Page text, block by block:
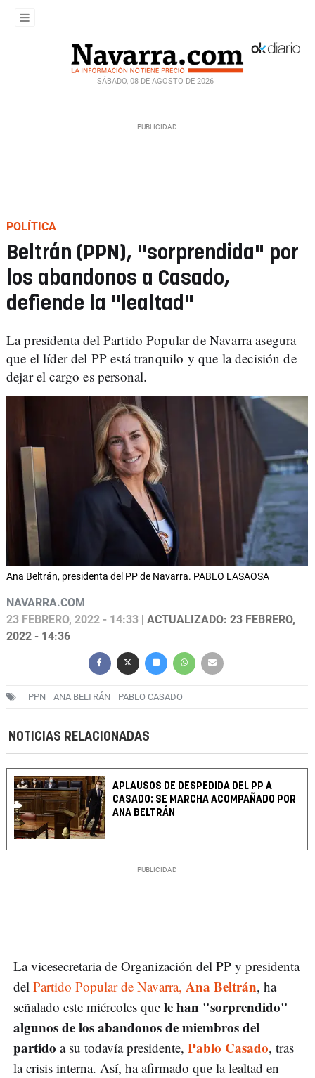
SÁBADO, 08 DE AGOSTO DE 2026
POLÍTICA
Beltrán (PPN), "sorprendida" por
los abandonos a Casado,
defiende la "lealtad"
La presidenta del Partido Popular de Navarra asegura
que el líder del PP está tranquilo y que la decisión de
dejar el cargo es personal.
Ana Beltrán, presidenta del PP de Navarra. PABLO LASAOSA
NAVARRA.COM
23 FEBRERO, 2022 - 14:33 | ACTUALIZADO: 23 FEBRERO,
2022 - 14:36
PPN ANA BELTRÁN PABLO CASADO
NOTICIAS RELACIONADAS
APLAUSOS DE DESPEDIDA DEL PP A
CASADO: SE MARCHA ACOMPAÑADO POR
ANA BELTRÁN
La vicesecretaria de Organización del PP y presidenta
del Partido Popular de Navarra, Ana Beltrán, ha
señalado este miércoles que le han "sorprendido"
algunos de los abandonos de miembros del
partido a su todavía presidente, Pablo Casado, tras
la crisis interna. Así, ha afirmado que la lealtad en